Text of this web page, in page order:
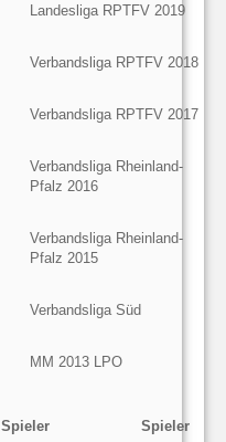
Landesliga RPTFV 2019
Verbandsliga RPTFV 2018
Verbandsliga RPTFV 2017
Verbandsliga Rheinland-
Pfalz 2016
Verbandsliga Rheinland-
Pfalz 2015
Verbandsliga Süd
MM 2013 LPO
Spieler Spieler